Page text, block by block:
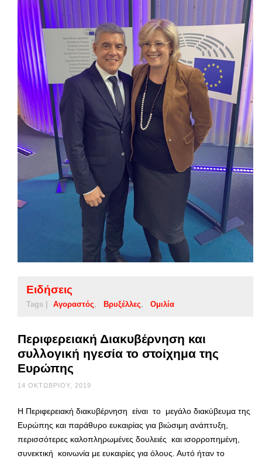
Ειδήσεις
Tags | Αγοραστός Βρυξέλλες Ομιλία
Περιφερειακή Διακυβέρνηση και
συλλογική ηγεσία το στοίχημα της
Ευρώπης
14 ΟΚΤΩΒΡΊΟΥ, 2019
Η Περιφερειακή διακυβέρνηση είναι το μεγάλο διακύβευμα της
Ευρώπης και παράθυρο ευκαιρίας για βιώσιμη ανάπτυξη,
περισσότερες καλοπληρωμένες δουλειές και ισορροπημένη,
συνεκτική κοινωνία με ευκαιρίες για όλους. Αυτό ήταν το